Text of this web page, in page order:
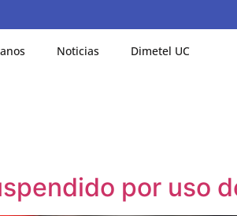
Noticias Dimetel UC
por uso